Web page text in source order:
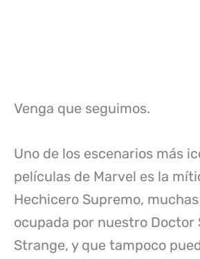
Venga que seguimos.
Uno de los escenarios más
películas de Marvel es la
Hechicero Supremo,
ocupada por nuestro Doctor
Strange, y que tampoco